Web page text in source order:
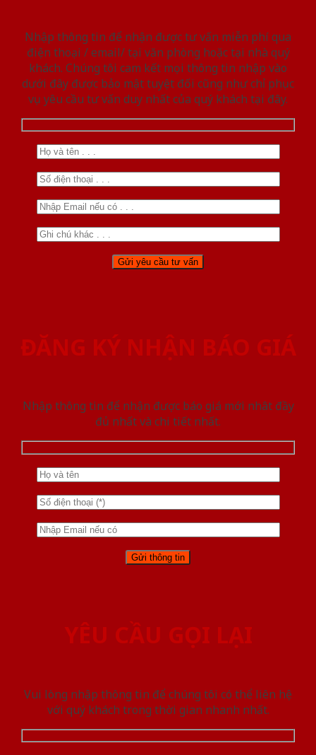
Nhập thông tin để nhận được tư vấn miễn phí qua
điện thoại / email/ tại văn phòng hoặc tại nhà quý
khách. Chúng tôi cam kết mọi thông tin nhập vào
dưới đây được bảo mật tuyệt đối cũng như chỉ phục
vụ yêu cầu tư vấn duy nhất của quý khách tại đây.
ĐĂNG KÝ NHẬN BÁO GIÁ
Nhập thông tin để nhận được báo giá mới nhât đầy
đủ nhất và chi tiết nhất.
YÊU CẦU GỌI LẠI
Vui lòng nhập thông tin để chúng tôi có thể liên hệ
với quý khách trong thời gian nhanh nhất.